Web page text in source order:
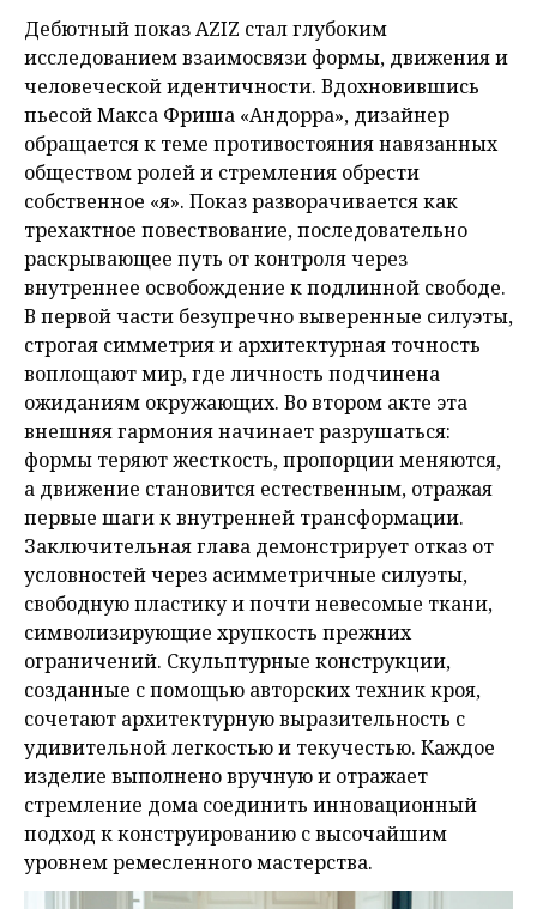
Дебютный показ AZIZ стал глубоким
исследованием взаимосвязи формы, движения и
человеческой идентичности. Вдохновившись
пьесой Макса Фриша «Андорра», дизайнер
обращается к теме противостояния навязанных
обществом ролей и стремления обрести
собственное «я». Показ разворачивается как
трехактное повествование, последовательно
раскрывающее путь от контроля через
внутреннее освобождение к подлинной свободе.
В первой части безупречно выверенные силуэты,
строгая симметрия и архитектурная точность
воплощают мир, где личность подчинена
ожиданиям окружающих. Во втором акте эта
внешняя гармония начинает разрушаться:
формы теряют жесткость, пропорции меняются,
а движение становится естественным, отражая
первые шаги к внутренней трансформации.
Заключительная глава демонстрирует отказ от
условностей через асимметричные силуэты,
свободную пластику и почти невесомые ткани,
символизирующие хрупкость прежних
ограничений. Скульптурные конструкции,
созданные с помощью авторских техник кроя,
сочетают архитектурную выразительность с
удивительной легкостью и текучестью. Каждое
изделие выполнено вручную и отражает
стремление дома соединить инновационный
подход к конструированию с высочайшим
уровнем ремесленного мастерства.